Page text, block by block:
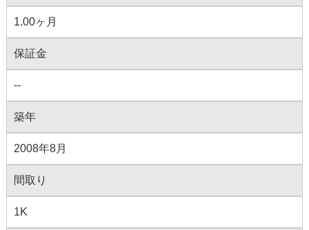
1.00ヶ月
保証金
--
築年
2008年8月
間取り
1K